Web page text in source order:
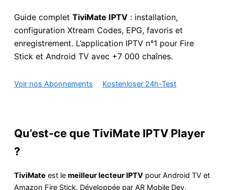
Guide complet TiviMate IPTV : installation,
configuration Xtream Codes, EPG, favoris et
enregistrement. L’application IPTV n°1 pour Fire
Stick et Android TV avec +7 000 chaînes.
Voir nos Abonnements Kostenloser 24h-Test
Qu’est-ce que TiviMate IPTV Player
?
TiviMate est le meilleur lecteur IPTV pour Android TV et
Amazon Fire Stick. Développée par AR Mobile Dev,